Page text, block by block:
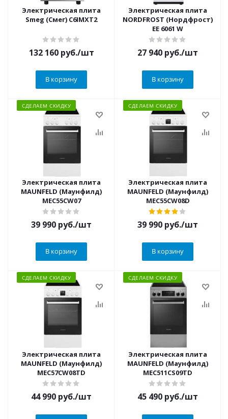
Электрическая плита
Smeg (Смег) C6IMXT2
132 160руб./шт
В корзину
Электрическая плита
NORDFROST (Нордфрост)
EE 6061 W
27 940 руб./шт
В корзину
СДЕЛАЕМ СКИДКУ
Электрическая плита
MAUNFELD (Маунфилд)
MEC55CW07
39 990 руб./шт
В корзину
СДЕЛАЕМ СКИДКУ
Электрическая плита
MAUNFELD (Маунфилд)
MEC55CW08D
39 990 руб./шт
В корзину
СДЕЛАЕМ СКИДКУ
Электрическая плита
MAUNFELD (Маунфилд)
MEC57CW08TD
44 990 руб./шт
СДЕЛАЕМ СКИДКУ
Электрическая плита
MAUNFELD (Маунфилд)
MEC511CS09TD
45 490 руб./шт